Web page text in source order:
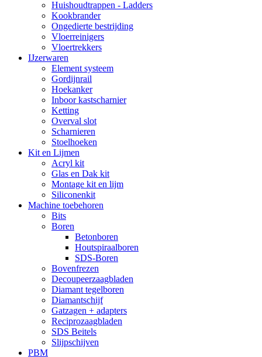
Huishoudtrappen - Ladders
Kookbrander
Ongedierte bestrijding
Vloerreinigers
Vloertrekkers
IJzerwaren
Element systeem
Gordijnrail
Hoekanker
Inboor kastscharnier
Ketting
Overval slot
Scharnieren
Stoelhoeken
Kit en Lijmen
Acryl kit
Glas en Dak kit
Montage kit en lijm
Siliconenkit
Machine toebehoren
Bits
Boren
Betonboren
Houtspiraalboren
SDS-Boren
Bovenfrezen
Decoupeerzaagbladen
Diamant tegelboren
Diamantschijf
Gatzagen + adapters
Reciprozaagbladen
SDS Beitels
Slijpschijven
PBM